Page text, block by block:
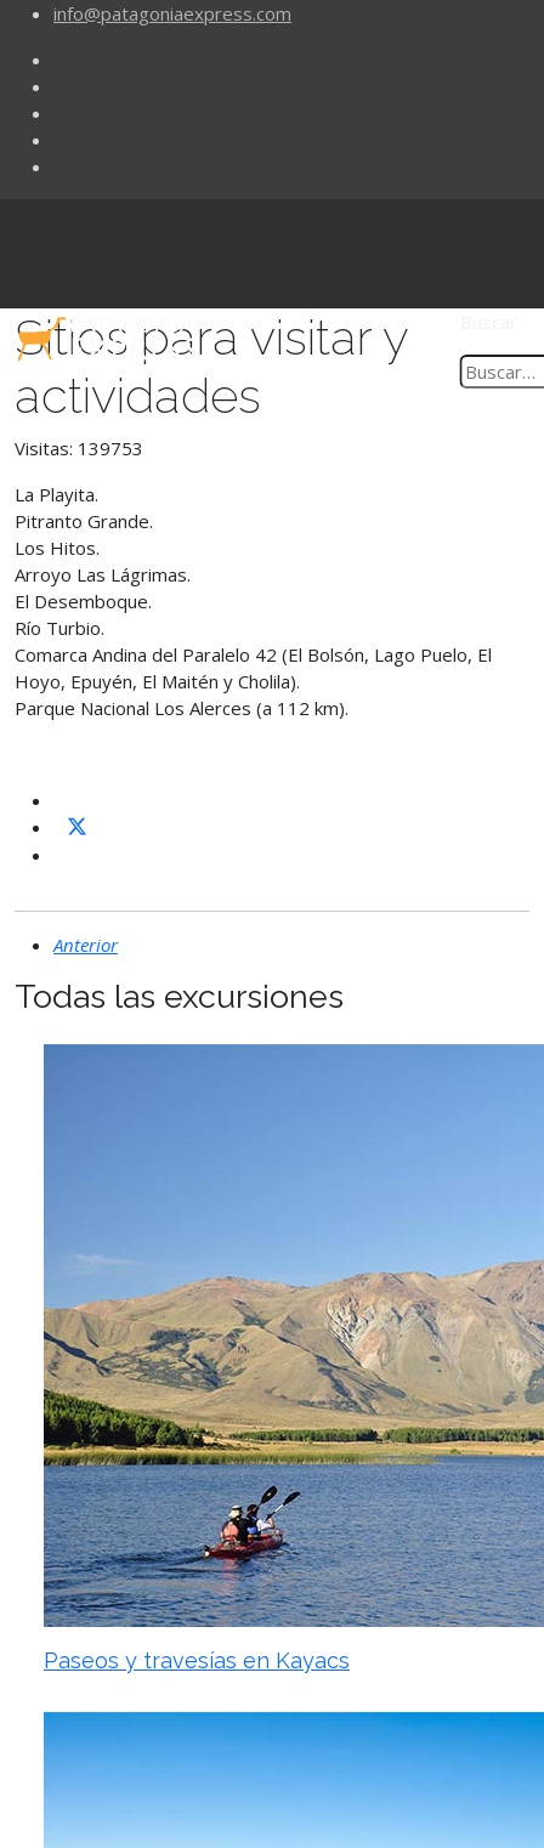
info@patagoniaexpress.com
Sitios para visitar y
actividades
Visitas: 139753
La Playita.
Pitranto Grande.
Los Hitos.
Arroyo Las Lágrimas.
El Desemboque.
Río Turbio.
Comarca Andina del Paralelo 42 (El Bolsón, Lago Puelo, El
Hoyo, Epuyén, El Maitén y Cholila).
Parque Nacional Los Alerces (a 112 km).
Anterior
Todas las excursiones
Paseos y travesías en Kayacs